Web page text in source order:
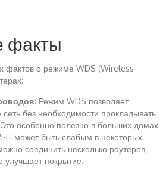
факты
фактов о режиме WDS (Wireless
: Режим WDS позволяет
без необходимости прокладывать
особенно полезно в больших домах
Fi может быть слабым в некоторых
соединить несколько роутеров,
улучшает покрытие.